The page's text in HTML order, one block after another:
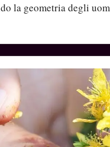
la geometria degli